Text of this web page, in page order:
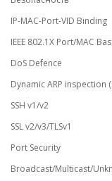
IP-MAC-Port-VID Binding
IEEE 802.1X Port/MAC
DoS Defence
Dynamic ARP inspection
SSH v1/v2
SSL v2/v3/TLSv1
Port Security
Broadcast/Multicast/